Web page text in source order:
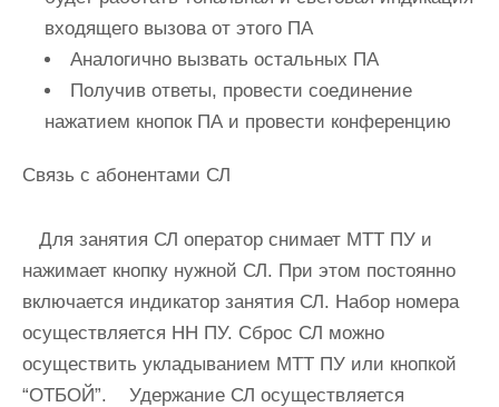
входящего вызова от этого ПА
Аналогично вызвать остальных ПА
Получив ответы, провести соединение
нажатием кнопок ПА и провести конференцию
Связь с абонентами СЛ
Для занятия СЛ оператор снимает МТТ ПУ и
нажимает кнопку нужной СЛ. При этом постоянно
включается индикатор занятия СЛ. Набор номера
осуществляется НН ПУ. Сброс СЛ можно
осуществить укладыванием МТТ ПУ или кнопкой
“ОТБОЙ”. Удержание СЛ осуществляется